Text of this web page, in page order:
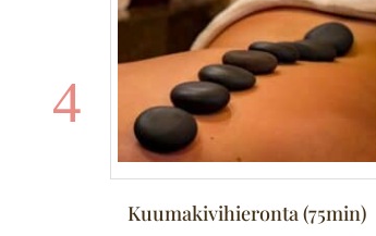
Kuumakivihieronta (75min)